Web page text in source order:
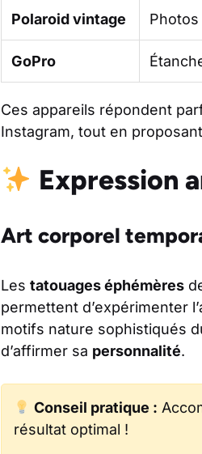
Polaroid vintage
GoPro
Ces appareils répondent
Instagram, tout en
Expression
Art corporel
Les tatouages éphémères
permettent d’expérimenter
motifs nature sophistiqués
d’affirmer sa personnalité.
Conseil pratique :
résultat optimal !